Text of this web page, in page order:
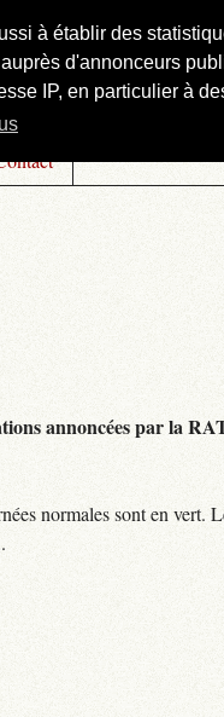
à établir des
d'annonceurs
IP, en particulier à
annoncées par la
normales sont en vert.